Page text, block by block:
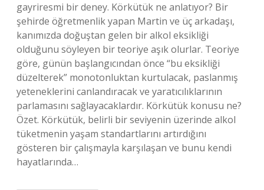
gayriresmi bir deney. Körkütük ne anlatıyor? Bir
şehirde öğretmenlik yapan Martin ve üç arkadaşı,
kanımızda doğuştan gelen bir alkol eksikliği
olduğunu söyleyen bir teoriye aşık olurlar. Teoriye
göre, günün başlangıcından önce “bu eksikliği
düzelterek” monotonluktan kurtulacak, paslanmış
yeteneklerini canlandıracak ve yaratıcılıklarının
parlamasını sağlayacaklardır. Körkütük konusu ne?
Özet. Körkütük, belirli bir seviyenin üzerinde alkol
tüketmenin yaşam standartlarını artırdığını
gösteren bir çalışmayla karşılaşan ve bunu kendi
hayatlarında…